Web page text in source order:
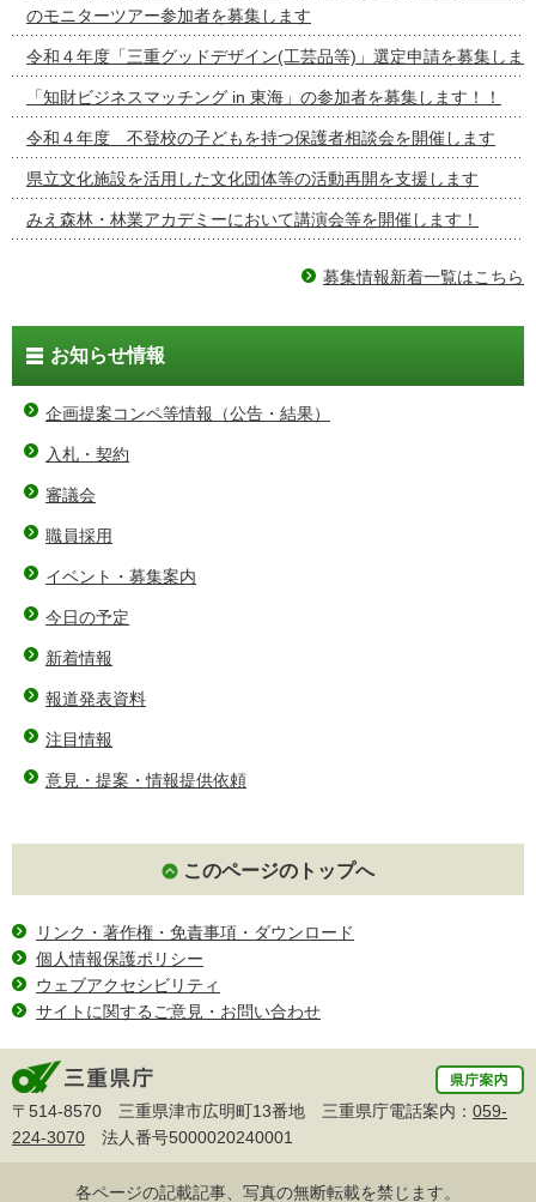
のモニターツアー参加者を募集します
令和４年度「三重グッドデザイン(工芸品等)」選定申請を募集しま
「知財ビジネスマッチング in 東海」の参加者を募集します！！
令和４年度 不登校の子どもを持つ保護者相談会を開催します
県立文化施設を活用した文化団体等の活動再開を支援します
みえ森林・林業アカデミーにおいて講演会等を開催します！
募集情報新着一覧はこちら
お知らせ情報
企画提案コンペ等情報（公告・結果）
入札・契約
審議会
職員採用
イベント・募集案内
今日の予定
新着情報
報道発表資料
注目情報
意見・提案・情報提供依頼
このページのトップへ
リンク・著作権・免責事項・ダウンロード
個人情報保護ポリシー
ウェブアクセシビリティ
サイトに関するご意見・お問い合わせ
〒514-8570 三重県津市広明町13番地 三重県庁電話案内： 059-
224-3070 法人番号5000020240001
各ページの記載記事、写真の無断転載を禁じます。